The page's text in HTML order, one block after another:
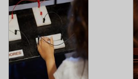
MAIS INFO
COMPRAR